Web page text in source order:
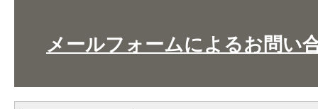
メールフォームによるお問い